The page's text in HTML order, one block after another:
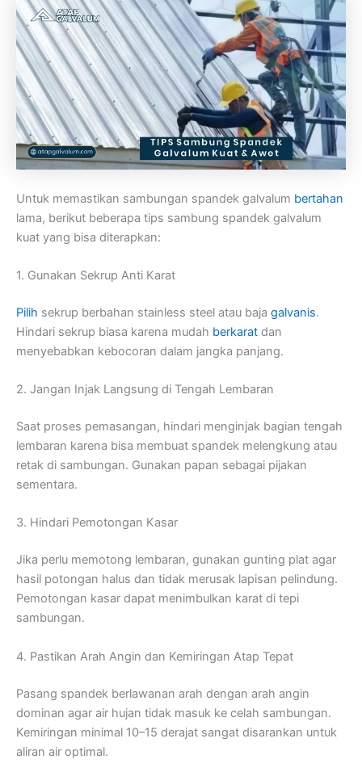
Untuk memastikan sambungan spandek galvalum bertahan
lama, berikut beberapa tips sambung spandek galvalum
kuat yang bisa diterapkan:
1. Gunakan Sekrup Anti Karat
Pilih sekrup berbahan stainless steel atau baja galvanis.
Hindari sekrup biasa karena mudah berkarat dan
menyebabkan kebocoran dalam jangka panjang.
2. Jangan Injak Langsung di Tengah Lembaran
Saat proses pemasangan, hindari menginjak bagian tengah
lembaran karena bisa membuat spandek melengkung atau
retak di sambungan. Gunakan papan sebagai pijakan
sementara.
3. Hindari Pemotongan Kasar
Jika perlu memotong lembaran, gunakan gunting plat agar
hasil potongan halus dan tidak merusak lapisan pelindung.
Pemotongan kasar dapat menimbulkan karat di tepi
sambungan.
4. Pastikan Arah Angin dan Kemiringan Atap Tepat
Pasang spandek berlawanan arah dengan arah angin
dominan agar air hujan tidak masuk ke celah sambungan.
Kemiringan minimal 10–15 derajat sangat disarankan untuk
aliran air optimal.